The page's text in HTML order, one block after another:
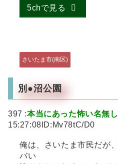
5chで見る
さいたま市(南区)
別●沼公園
397 :本当にあった怖い名無し
15:27:08ID:Mv78tC/D0
俺は、さいたま市民だが
バい